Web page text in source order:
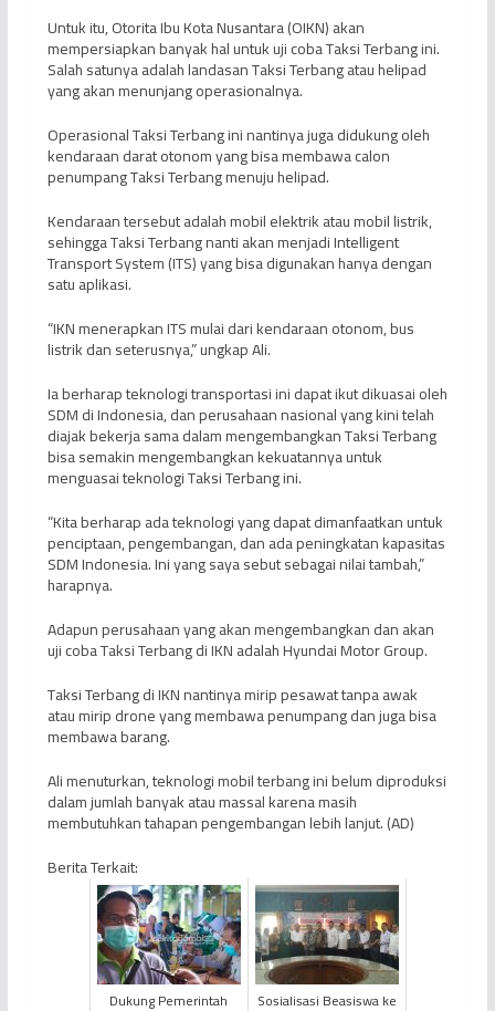
Untuk itu, Otorita Ibu Kota Nusantara (OIKN) akan
mempersiapkan banyak hal untuk uji coba Taksi Terbang ini.
Salah satunya adalah landasan Taksi Terbang atau helipad
yang akan menunjang operasionalnya.
Operasional Taksi Terbang ini nantinya juga didukung oleh
kendaraan darat otonom yang bisa membawa calon
penumpang Taksi Terbang menuju helipad.
Kendaraan tersebut adalah mobil elektrik atau mobil listrik,
sehingga Taksi Terbang nanti akan menjadi Intelligent
Transport System (ITS) yang bisa digunakan hanya dengan
satu aplikasi.
“IKN menerapkan ITS mulai dari kendaraan otonom, bus
listrik dan seterusnya,” ungkap Ali.
Ia berharap teknologi transportasi ini dapat ikut dikuasai oleh
SDM di Indonesia, dan perusahaan nasional yang kini telah
diajak bekerja sama dalam mengembangkan Taksi Terbang
bisa semakin mengembangkan kekuatannya untuk
menguasai teknologi Taksi Terbang ini.
“Kita berharap ada teknologi yang dapat dimanfaatkan untuk
penciptaan, pengembangan, dan ada peningkatan kapasitas
SDM Indonesia. Ini yang saya sebut sebagai nilai tambah,”
harapnya.
Adapun perusahaan yang akan mengembangkan dan akan
uji coba Taksi Terbang di IKN adalah Hyundai Motor Group.
Taksi Terbang di IKN nantinya mirip pesawat tanpa awak
atau mirip drone yang membawa penumpang dan juga bisa
membawa barang.
Ali menuturkan, teknologi mobil terbang ini belum diproduksi
dalam jumlah banyak atau massal karena masih
membutuhkan tahapan pengembangan lebih lanjut. (AD)
Berita Terkait:
Dukung Pemerintah Sosialisasi Beasiswa ke